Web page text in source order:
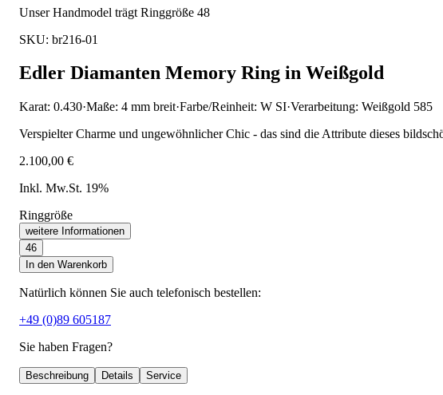
Unser Handmodel trägt Ringgröße 48
SKU: br216-01
Edler Diamanten Memory Ring in Weißgold
Karat: 0.430·Maße: 4 mm breit·Farbe/Reinheit: W SI·Verarbeitung: Weißgold 585
Verspielter Charme und ungewöhnlicher Chic - das sind die Attribute dieses
2.100,00 €
Inkl. Mw.St. 19%
Ringgröße
weitere Informationen
46
In den Warenkorb
Natürlich können Sie auch telefonisch bestellen:
+49 (0)89 605187
Sie haben Fragen?
Beschreibung Details Service